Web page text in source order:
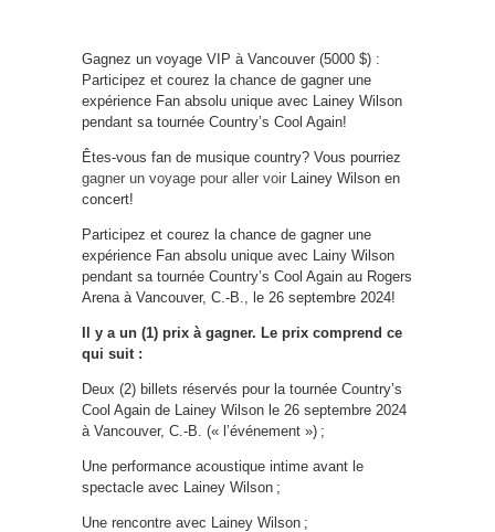
Gagnez un voyage VIP à Vancouver (5000 $) :
Participez et courez la chance de gagner une
expérience Fan absolu unique avec Lainey Wilson
pendant sa tournée Country’s Cool Again!
Êtes-vous fan de musique country? Vous pourriez
gagner un voyage pour aller voir Lainey Wilson en
concert!
Participez et courez la chance de gagner une
expérience Fan absolu unique avec Lainy Wilson
pendant sa tournée Country’s Cool Again au Rogers
Arena à Vancouver, C.-B., le 26 septembre 2024!
Il y a un (1) prix à gagner. Le prix comprend ce
qui suit :
Deux (2) billets réservés pour la tournée Country’s
Cool Again de Lainey Wilson le 26 septembre 2024
à Vancouver, C.-B. (« l’événement ») ;
Une performance acoustique intime avant le
spectacle avec Lainey Wilson ;
Une rencontre avec Lainey Wilson ;